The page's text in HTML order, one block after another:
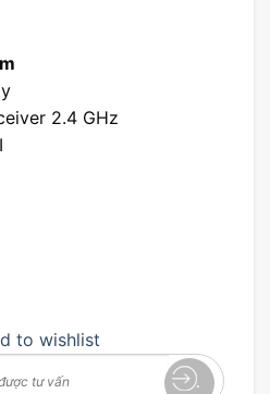
2.4 GHz
to wishlist